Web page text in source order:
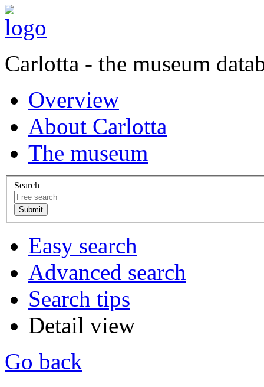
Carlotta - the museum
Overview
About Carlotta
The museum
Search
Easy search
Advanced search
Search tips
Detail view
Go back